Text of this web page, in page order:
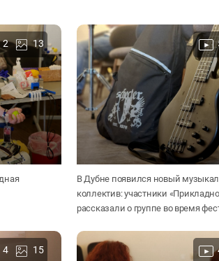
2 13
В Дубне появился новый
коллектив: участники
рассказали о группе во время
4 15